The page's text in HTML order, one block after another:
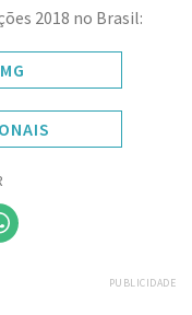
2018 no Brasil:
PUBLICIDADE